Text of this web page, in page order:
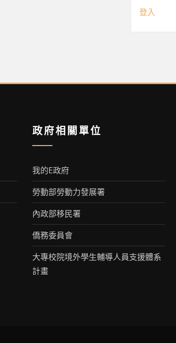
登入
政府相關單位
我的E政府
勞動部勞動力發展署
內政部移民署
僑務委員會
大專校院境外學生輔導人員支援體系
計畫